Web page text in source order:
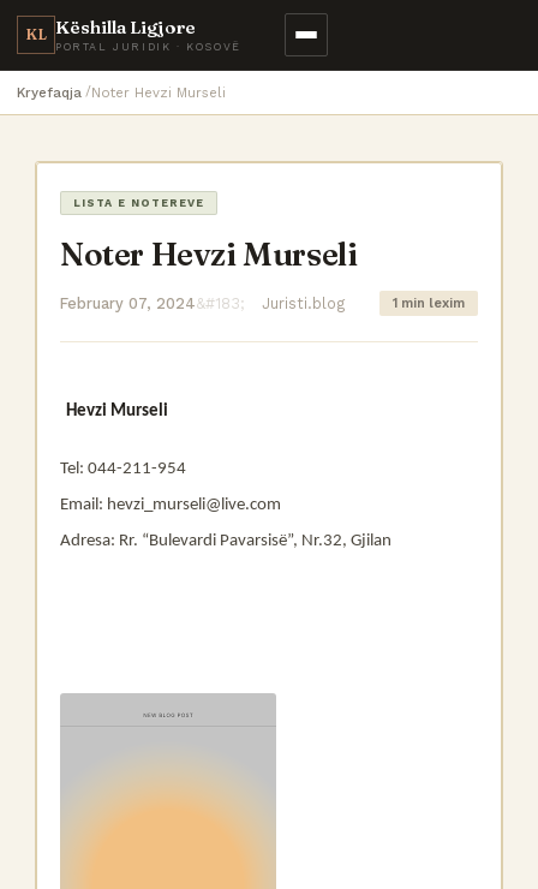
KL Këshilla Ligjore
PORTAL JURIDIK · KOSOVË
Kryefaqja Noter Hevzi Murseli
LISTA E NOTEREVE
Noter Hevzi Murseli
February 07, 2024 Juristi.blog 1 min lexim
Hevzi Murseli
Tel: 044-211-954
Email: hevzi_murseli@live.com
Adresa: Rr. “Bulevardi Pavarsisë”, Nr.32, Gjilan